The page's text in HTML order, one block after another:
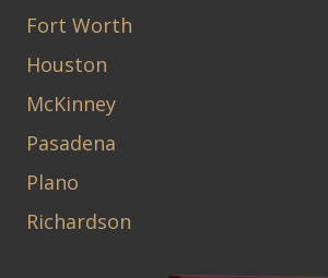
Fort Worth
Houston
McKinney
Pasadena
Plano
Richardson